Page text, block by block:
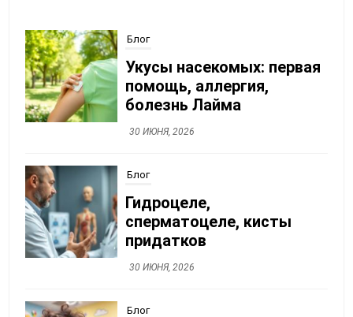
Блог
Укусы насекомых: первая
помощь, аллергия,
болезнь Лайма
30 ИЮНЯ, 2026
Блог
Гидроцеле,
сперматоцеле, кисты
придатков
30 ИЮНЯ, 2026
Блог